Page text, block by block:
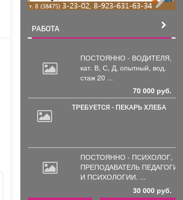
РАБОТА
ПОСТОЯННО - ВОДИТЕЛЯ,
кат. В, С, Д, опытный, вод.
стаж 20 ...
70 000 руб.
ТРЕБУЕТСЯ - ПЕКАРЬ ХЛЕБА
ПОСТОЯННО - ПСИХОЛОГ,
ПРЕПОДАВАТЕЛЬ
И ПСИХОЛОГИИ. ...
30 000 руб.